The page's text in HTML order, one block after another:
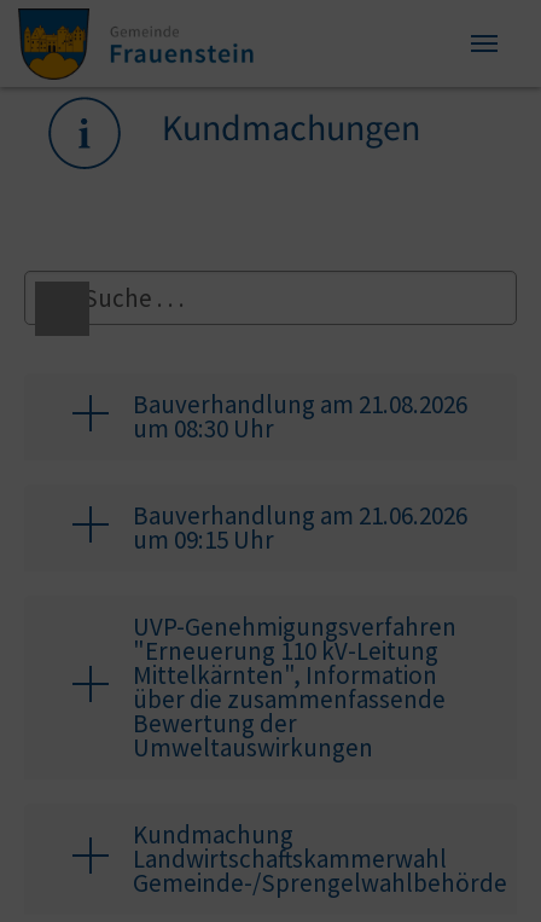
Zum Inhalt springen
Zum Seitenende springen
Sie sind hier: Kundmachungen
Bauverhandlung am 21.08.2026
um 08:30 Uhr
Bauverhandlung am 21.06.2026
um 09:15 Uhr
UVP-Genehmigungsverfahren
"Erneuerung 110 kV-Leitung
Mittelkärnten", Information
über die zusammenfassende
Bewertung der
Umweltauswirkungen
Kundmachung
Landwirtschaftskammerwahl
Gemeinde-/Sprengelwahlbehörde